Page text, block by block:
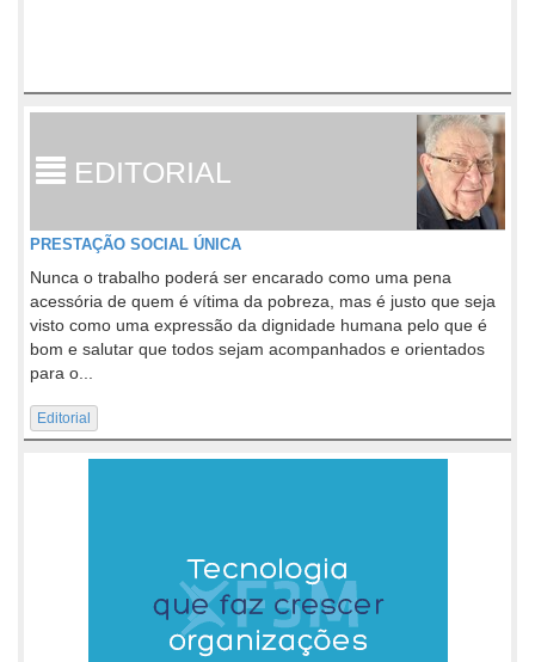
EDITORIAL
PRESTAÇÃO SOCIAL ÚNICA
Nunca o trabalho poderá ser encarado como uma pena
acessória de quem é vítima da pobreza, mas é justo que seja
visto como uma expressão da dignidade humana pelo que é
bom e salutar que todos sejam acompanhados e orientados
para o...
Editorial